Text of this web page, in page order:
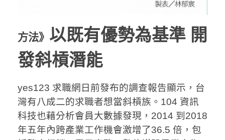
方法》 以既有優勢為基準 開
發斜槓潛能
yes123 求職網日前發布的調查報告顯示，台
灣有八成二的求職者想當斜槓族。104 資訊
科技也藉分析會員大數據發現，2014 到2018
年五年內跨產業工作機會激增了36.5 倍，包